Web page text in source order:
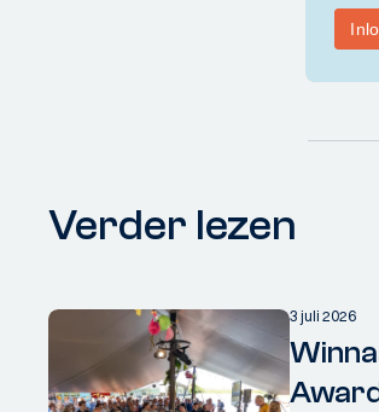
Verder lezen
3 juli 2026